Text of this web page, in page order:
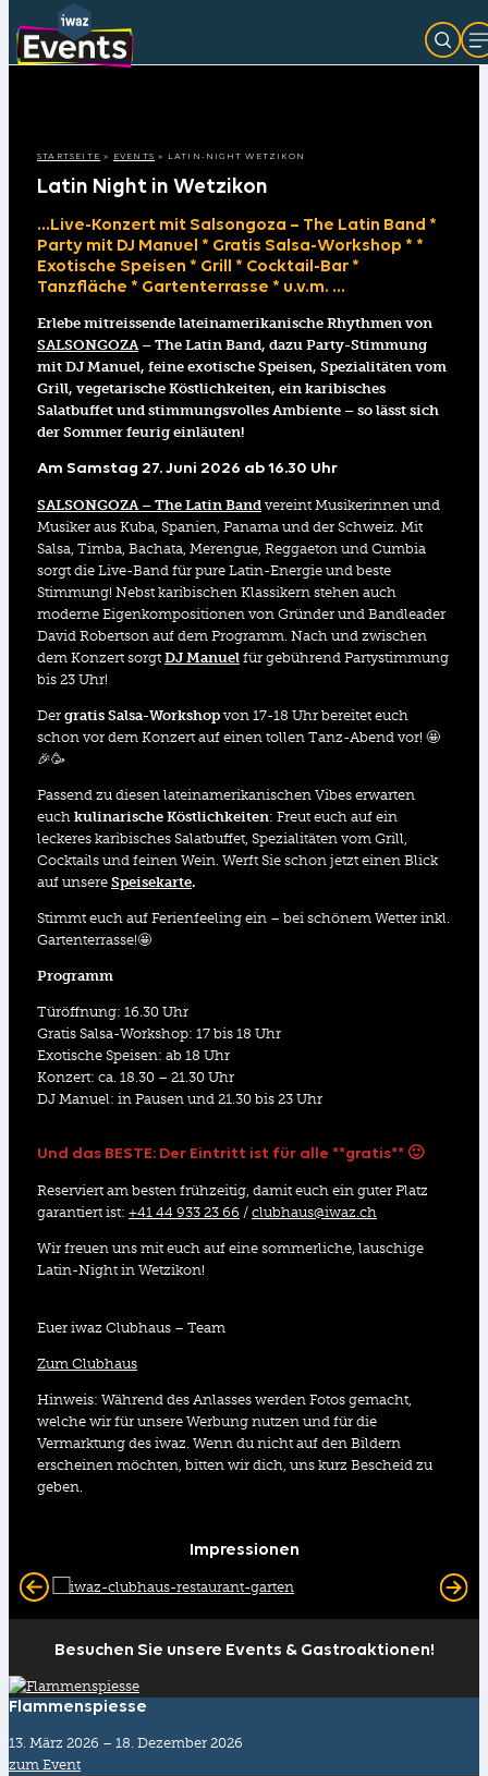
STARTSEITE » EVENTS » LATIN-NIGHT WETZIKON
Latin Night in Wetzikon
…Live-Konzert mit Salsongoza – The Latin Band *
Party mit DJ Manuel * Gratis Salsa-Workshop * *
Exotische Speisen * Grill * Cocktail-Bar *
Tanzfläche * Gartenterrasse * u.v.m. …
Erlebe mitreissende lateinamerikanische Rhythmen von
SALSONGOZA– The Latin Band, dazu Party-Stimmung
mit DJ Manuel, feine exotische Speisen, Spezialitäten vom
Grill, vegetarische Köstlichkeiten, ein karibisches
Salatbuffet und stimmungsvolles Ambiente – so lässt sich
der Sommer feurig einläuten!
Am Samstag 27. Juni 2026 ab 16.30 Uhr
SALSONGOZA – The Latin Band vereint Musikerinnen und
Musiker aus Kuba, Spanien, Panama und der Schweiz. Mit
Salsa, Timba, Bachata, Merengue, Reggaeton und Cumbia
sorgt die Live-Band für pure Latin-Energie und beste
Stimmung! Nebst karibischen Klassikern stehen auch
moderne Eigenkompositionen von Gründer und Bandleader
David Robertson auf dem Programm. Nach und zwischen
dem Konzert sorgt DJ Manuel für gebührend Partystimmung
bis 23 Uhr!
Der gratis Salsa-Workshop von 17-18 Uhr bereitet euch
schon vor dem Konzert auf einen tollen Tanz-Abend vor! 🤩
🎉🥳
Passend zu diesen lateinamerikanischen Vibes erwarten
euch kulinarische Köstlichkeiten: Freut euch auf ein
leckeres karibisches Salatbuffet, Spezialitäten vom Grill,
Cocktails und feinen Wein. Werft Sie schon jetzt einen Blick
auf unsere Speisekarte.
Stimmt euch auf Ferienfeeling ein – bei schönem Wetter inkl.
Gartenterrasse!🤩
Programm
Türöffnung: 16.30 Uhr
Gratis Salsa-Workshop: 17 bis 18 Uhr
Exotische Speisen: ab 18 Uhr
Konzert: ca. 18.30 – 21.30 Uhr
DJ Manuel: in Pausen und 21.30 bis 23 Uhr
Und das BESTE: Der Eintritt ist für alle **gratis** 🙂
Reserviert am besten frühzeitig, damit euch ein guter Platz
garantiert ist: +41 44 933 23 66 / clubhaus@iwaz.ch
Wir freuen uns mit euch auf eine sommerliche, lauschige
Latin-Night in Wetzikon!
Euer iwaz Clubhaus – Team
Zum Clubhaus
Hinweis: Während des Anlasses werden Fotos gemacht,
welche wir für unsere Werbung nutzen und für die
Vermarktung des iwaz. Wenn du nicht auf den Bildern
erscheinen möchten, bitten wir dich, uns kurz Bescheid zu
geben.
Impressionen
Besuchen Sie unsere Events & Gastroaktionen!
Flammenspiesse
13. März 2026 – 18. Dezember 2026
zum Event